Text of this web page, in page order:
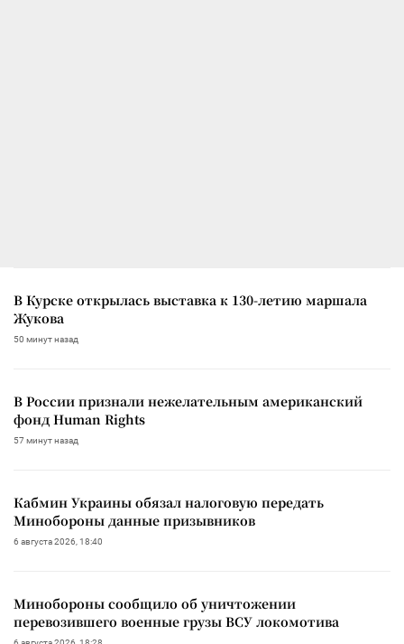
В Курске открылась выставка к 130-летию маршала
Жукова
50 минут назад
В России признали нежелательным американский
фонд Human Rights
57 минут назад
Кабмин Украины обязал налоговую передать
Минобороны данные призывников
6 августа 2026, 18:40
Минобороны сообщило об уничтожении
перевозившего военные грузы ВСУ локомотива